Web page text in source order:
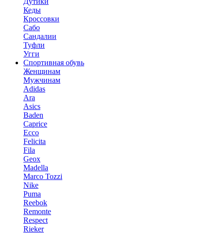
Кеды
Кроссовки
Сабо
Сандалии
Туфли
Угги
Спортивная обувь
Женщинам
Мужчинам
Adidas
Ara
Asics
Baden
Caprice
Ecco
Felicita
Fila
Geox
Madella
Marco Tozzi
Nike
Puma
Reebok
Remonte
Respect
Rieker